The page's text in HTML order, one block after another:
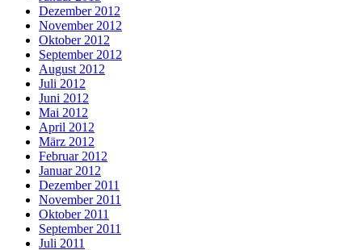
Dezember 2012
November 2012
Oktober 2012
September 2012
August 2012
Juli 2012
Juni 2012
Mai 2012
April 2012
März 2012
Februar 2012
Januar 2012
Dezember 2011
November 2011
Oktober 2011
September 2011
Juli 2011